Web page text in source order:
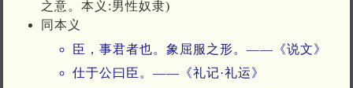
之意。本义:男性奴隶)
同本义
臣，事君者也。象屈服之形。——《说文》
仕于公曰臣。——《礼记·礼运》